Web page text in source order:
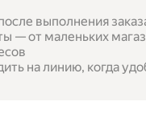
выполнения
— от маленьких
на линию, когда